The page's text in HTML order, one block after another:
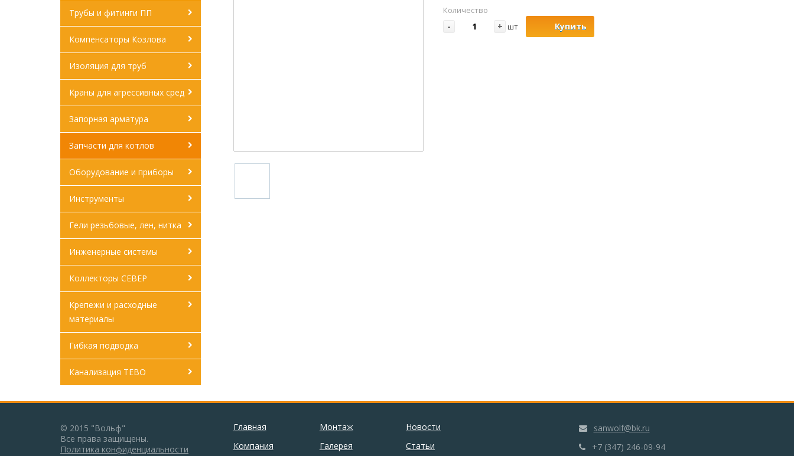
Трубы и фитинги ПП
Компенсаторы Козлова
Изоляция для труб
Краны для агрессивных сред
Запорная арматура
Запчасти для котлов
Оборудование и приборы
Инструменты
Гели резьбовые, лен, нитка
Инженерные системы
Коллекторы СЕВЕР
Крепежи и расходные
материалы
Гибкая подводка
Канализация ТЕВО
Количество
- + шт Купить
© 2015 "Вольф"
Все права защищены.
Политика конфиденциальности
Главная
Компания
Монтаж
Галерея
Новости
Статьи
sanwolf@bk.ru
+7 (347) 246-09-94